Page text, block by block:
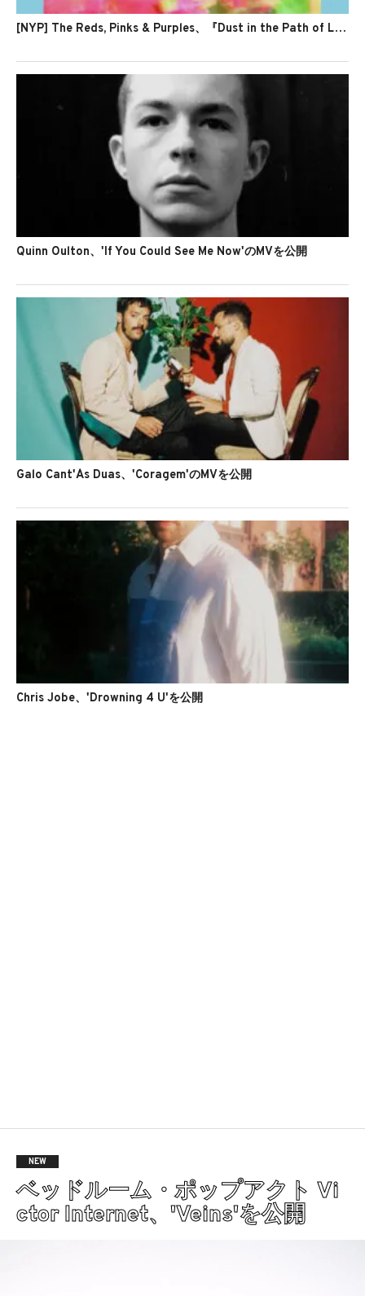
[NYP] The Reds, Pinks & Purples、『Dust in the Path of Love』を発表
Quinn Oulton、'If You Could See Me Now'のMVを公開
Galo Cant'Às Duas、'Coragem'のMVを公開
Chris Jobe、'Drowning 4 U'を公開
NEW
ベッドルーム・ポップアクト Vi
ctor Internet、'Veins'を公開